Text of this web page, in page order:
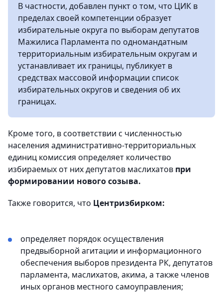
В частности, добавлен пункт о том, что ЦИК в
пределах своей компетенции образует
избирательные округа по выборам депутатов
Мажилиса Парламента по одномандатным
территориальным избирательным округам и
устанавливает их границы, публикует в
средствах массовой информации список
избирательных округов и сведения об их
границах.
Кроме того, в соответствии с численностью
населения административно-территориальных
единиц комиссия определяет количество
избираемых от них депутатов маслихатов при
формировании нового созыва.
Также говорится, что Центризбирком:
определяет порядок осуществления
предвыборной агитации и информационного
обеспечения выборов президента РК, депутатов
парламента, маслихатов, акима, а также членов
иных органов местного самоуправления;